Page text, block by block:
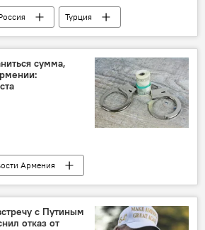
Турция
сумма,
Армения
хищение
воровство
с Путиным
отказ от